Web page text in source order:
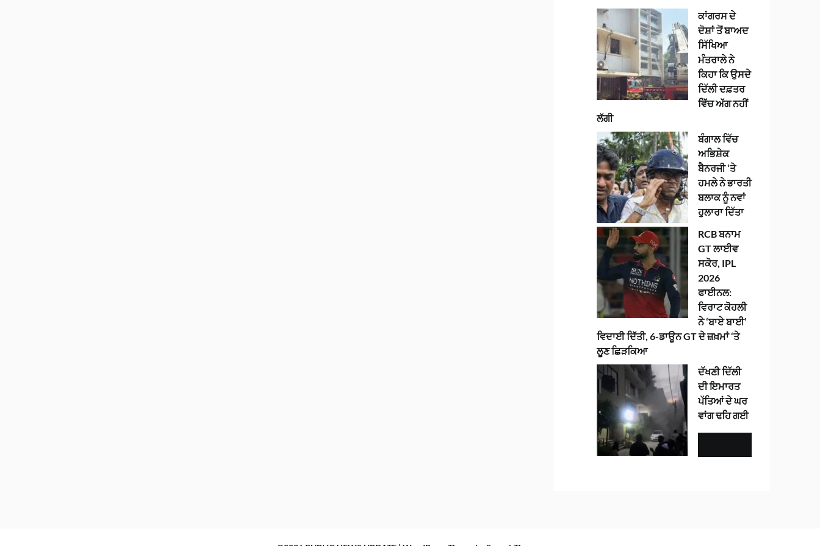
ਕਾਂਗਰਸ ਦੇ
ਦੋਸ਼ਾਂ ਤੋਂ ਬਾਅਦ
ਸਿੱਖਿਆ
ਮੰਤਰਾਲੇ ਨੇ
ਕਿਹਾ ਕਿ ਉਸਦੇ
ਦਿੱਲੀ ਦਫ਼ਤਰ
ਵਿੱਚ ਅੱਗ ਨਹੀਂ
ਲੱਗੀ
ਬੰਗਾਲ ਵਿੱਚ
ਅਭਿਸ਼ੇਕ
ਬੈਨਰਜੀ ‘ਤੇ
ਹਮਲੇ ਨੇ ਭਾਰਤੀ
ਬਲਾਕ ਨੂੰ ਨਵਾਂ
ਹੁਲਾਰਾ ਦਿੱਤਾ
RCB ਬਨਾਮ
GT ਲਾਈਵ
ਸਕੋਰ, IPL
2026
ਫਾਈਨਲ:
ਵਿਰਾਟ ਕੋਹਲੀ
ਨੇ ‘ਬਾਏ ਬਾਈ’
ਵਿਦਾਈ ਦਿੱਤੀ, 6-ਡਾਊਨ GT ਦੇ ਜ਼ਖ਼ਮਾਂ ‘ਤੇ
ਲੂਣ ਛਿੜਕਿਆ
ਦੱਖਣੀ ਦਿੱਲੀ
ਦੀ ਇਮਾਰਤ
ਪੱਤਿਆਂ ਦੇ ਘਰ
ਵਾਂਗ ਢਹਿ ਗਈ